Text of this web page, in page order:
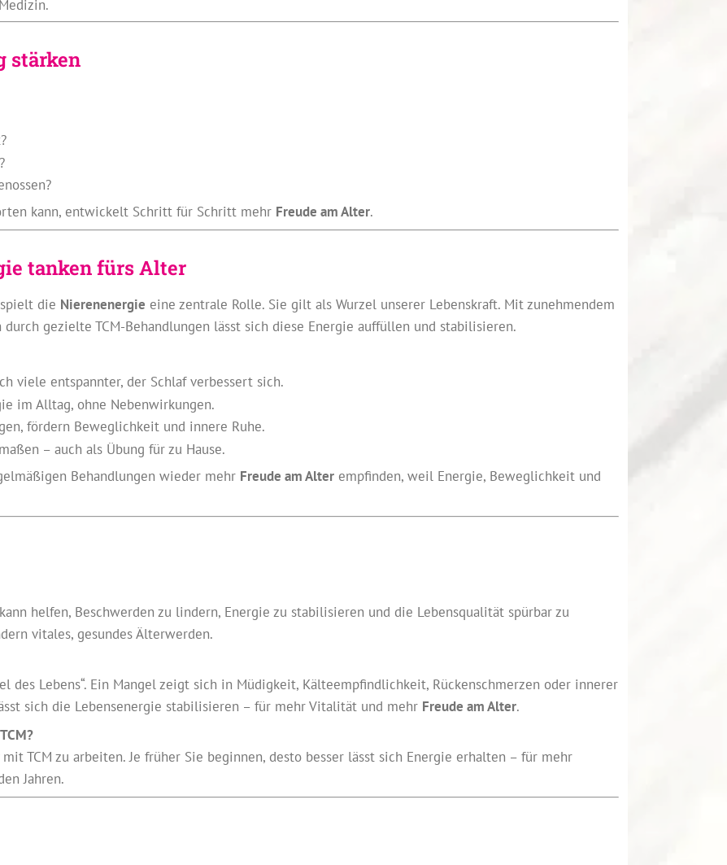
stärken
kann, entwickelt Schritt für Schritt mehr Freude am Alter.
tanken fürs Alter
die Nierenenergie eine zentrale Rolle. Sie gilt als Wurzel unserer Lebenskraft. Mit zunehmendem
gezielte TCM-Behandlungen lässt sich diese Energie auffüllen und stabilisieren.
viele entspannter, der Schlaf verbessert sich.
im Alltag, ohne Nebenwirkungen.
fördern Beweglichkeit und innere Ruhe.
– auch als Übung für zu Hause.
Behandlungen wieder mehr Freude am Alterempfinden, weil Energie, Beweglichkeit und
helfen, Beschwerden zu lindern, Energie zu stabilisieren und die Lebensqualität spürbar zu
vitales, gesundes Älterwerden.
des Lebens“. Ein Mangel zeigt sich in Müdigkeit, Kälteempfindlichkeit, Rückenschmerzen oder innerer
sich die Lebensenergie stabilisieren – für mehr Vitalität und mehr Freude am Alter.
TCM zu arbeiten. Je früher Sie beginnen, desto besser lässt sich Energie erhalten – für mehr
Jahren.